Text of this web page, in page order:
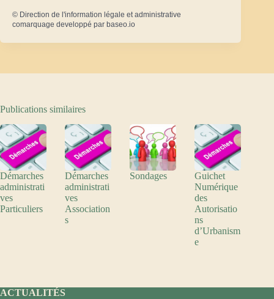
© Direction de l'information légale et administrative
comarquage developpé par baseo.io
Publications similaires
Démarches
administrati
ves
Particuliers
Démarches
administrati
ves
Association
s
Sondages
Guichet
Numérique
des
Autorisatio
ns
d’Urbanism
e
ACTUALITÉS